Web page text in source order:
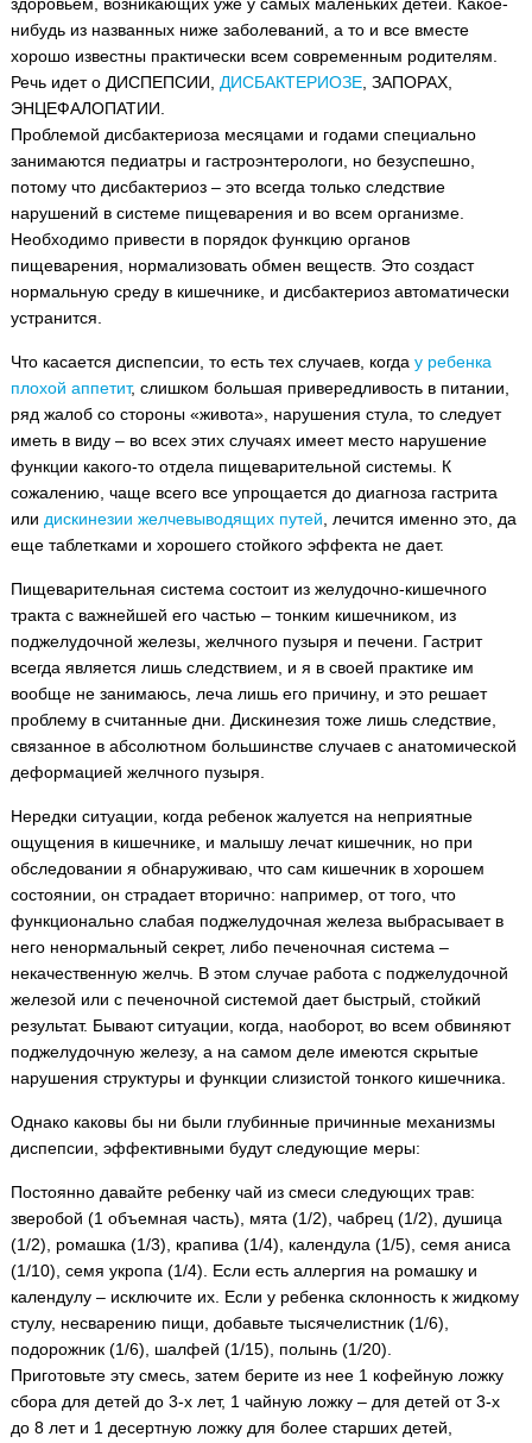
нибудь из названных ниже заболеваний, а то и все вместе
хорошо известны практически всем современным родителям.
Речь идет о ДИСПЕПСИИ, ДИСБАКТЕРИОЗЕ, ЗАПОРАХ,
ЭНЦЕФАЛОПАТИИ.
Проблемой дисбактериоза месяцами и годами специально
занимаются педиатры и гастроэнтерологи, но безуспешно,
потому что дисбактериоз – это всегда только следствие
нарушений в системе пищеварения и во всем организме.
Необходимо привести в порядок функцию органов
пищеварения, нормализовать обмен веществ. Это создаст
нормальную среду в кишечнике, и дисбактериоз автоматически
устранится.
Что касается диспепсии, то есть тех случаев, когда у ребенка
плохой аппетит, слишком большая привередливость в питании,
ряд жалоб со стороны «живота», нарушения стула, то следует
иметь в виду – во всех этих случаях имеет место нарушение
функции какого-то отдела пищеварительной системы. К
сожалению, чаще всего все упрощается до диагноза гастрита
или дискинезии желчевыводящих путей , лечится именно это, да
еще таблетками и хорошего стойкого эффекта не дает.
Пищеварительная система состоит из желудочно-кишечного
тракта с важнейшей его частью – тонким кишечником, из
поджелудочной железы, желчного пузыря и печени. Гастрит
всегда является лишь следствием, и я в своей практике им
вообще не занимаюсь, леча лишь его причину, и это решает
проблему в считанные дни. Дискинезия тоже лишь следствие,
связанное в абсолютном большинстве случаев с анатомической
деформацией желчного пузыря.
Нередки ситуации, когда ребенок жалуется на неприятные
ощущения в кишечнике, и малышу лечат кишечник, но при
обследовании я обнаруживаю, что сам кишечник в хорошем
состоянии, он страдает вторично: например, от того, что
функционально слабая поджелудочная железа выбрасывает в
него ненормальный секрет, либо печеночная система –
некачественную желчь. В этом случае работа с поджелудочной
железой или с печеночной системой дает быстрый, стойкий
результат. Бывают ситуации, когда, наоборот, во всем обвиняют
поджелудочную железу, а на самом деле имеются скрытые
нарушения структуры и функции слизистой тонкого кишечника.
Однако каковы бы ни были глубинные причинные механизмы
диспепсии, эффективными будут следующие меры:
Постоянно давайте ребенку чай из смеси следующих трав:
зверобой (1 объемная часть), мята (1/2), чабрец (1/2), душица
(1/2), ромашка (1/3), крапива (1/4), календула (1/5), семя аниса
(1/10), семя укропа (1/4). Если есть аллергия на ромашку и
календулу – исключите их. Если у ребенка склонность к жидкому
стулу, несварению пищи, добавьте тысячелистник (1/6),
подорожник (1/6), шалфей (1/15), полынь (1/20).
Приготовьте эту смесь, затем берите из нее 1 кофейную ложку
сбора для детей до 3-х лет, 1 чайную ложку – для детей от 3-х
до 8 лет и 1 десертную ложку для более старших детей,